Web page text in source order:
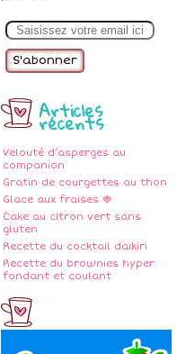
m
Articles
récents
Velouté d’asperges au
companion
Gratin de courgettes au thon
Glace aux fraises 🍓
Cake au citron vert sans
gluten
Recette du cocktail daikiri
Recette du brownies hyper
fondant et coulant